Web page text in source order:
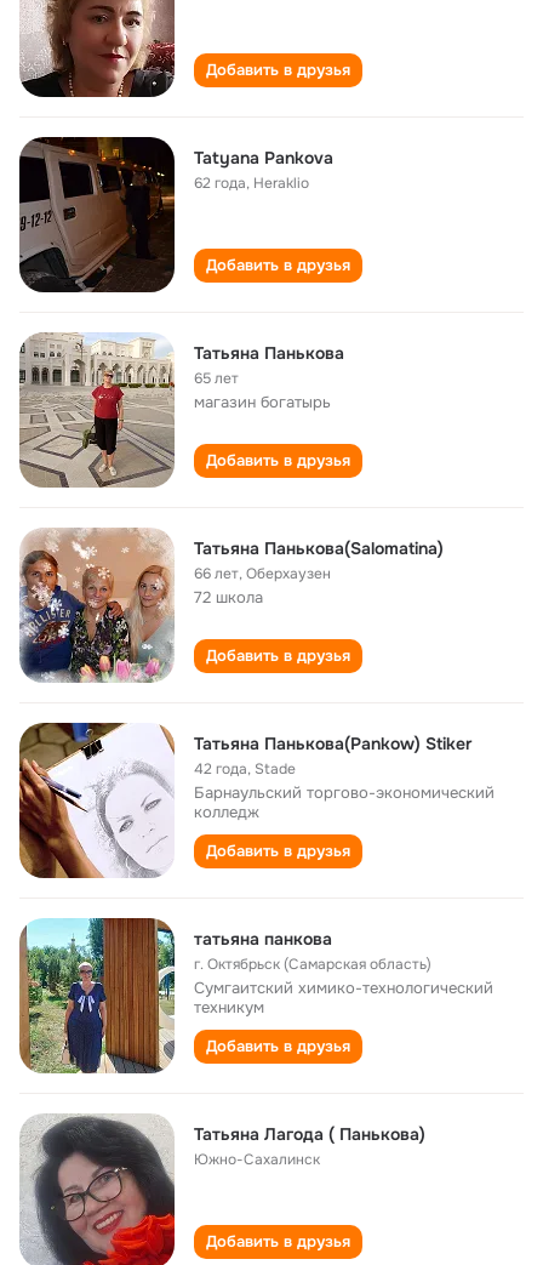
Добавить в друзья
Tatyana Pankova
62 года, Heraklio
Добавить в друзья
Татьяна Панькова
65 лет
магазин богатырь
Добавить в друзья
Татьяна Панькова(Salomatina)
66 лет,Оберхаузен
72 школа
Добавить в друзья
Татьяна Панькова(Pankow) Stiker
42 года, Stade
Барнаульский торгово-экономический
колледж
Добавить в друзья
татьяна панкова
г. Октябрьск (Самарская область)
Сумгаитский химико-технологический
техникум
Добавить в друзья
Татьяна Лагода ( Панькова)
Южно-Сахалинск
Добавить в друзья